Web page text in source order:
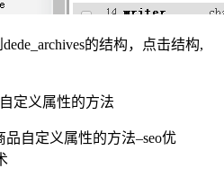
的结构，点击结构,
定义属性的方法